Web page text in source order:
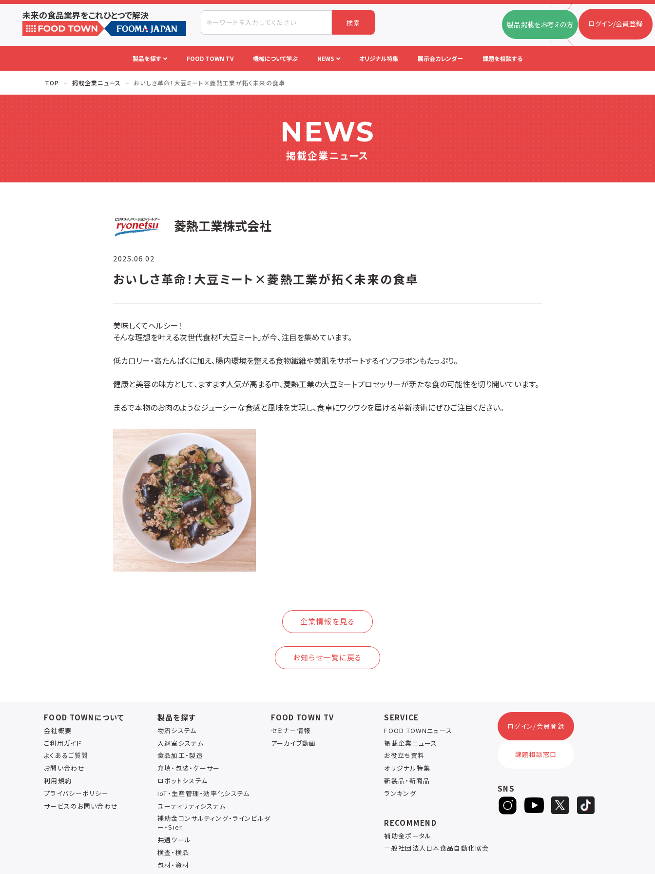
未来の食品業界をこれひとつで解決
検索 製品掲載をお考えの方 ログイン/会員登録
製品を探す FOOD TOWN TV 機械について学ぶ NEWS オリジナル特集 展示会カレンダー 課題を相談する
TOP 掲載企業ニュース おいしさ革命！大豆ミート×菱熱工業が拓く未来の食卓
NEWS
掲載企業ニュース
菱熱工業株式会社
2025.06.02
おいしさ革命！大豆ミート×菱熱工業が拓く未来の食卓
美味しくてヘルシー！
そんな理想を叶える次世代食材「大豆ミート」が今、注目を集めています。
低カロリー・高たんぱくに加え、腸内環境を整える食物繊維や美肌をサポートするイソフラボンもたっぷり。
健康と美容の味方として、ますます人気が高まる中、菱熱工業の大豆ミートプロセッサーが新たな食の可能性を切り開いています。
まるで本物のお肉のようなジューシーな食感と風味を実現し、食卓にワクワクを届ける革新技術にぜひご注目ください。
企業情報を見る
お知らせ一覧に戻る
FOOD TOWNについて
会社概要
ご利用ガイド
よくあるご質問
お問い合わせ
利用規約
プライバシーポリシー
サービスのお問い合わせ
製品を探す
物流システム
入退室システム
食品加工・製造
充填・包装・ケーサー
ロボットシステム
IoT・生産管理・効率化システム
ユーティリティシステム
補助金コンサルティング・ラインビルダ
ー・Sier
共通ツール
検査・検品
包材・資材
FOOD TOWN TV
セミナー情報
アーカイブ動画
SERVICE
FOOD TOWNニュース
掲載企業ニュース
お役立ち資料
オリジナル特集
新製品・新商品
ランキング
RECOMMEND
補助金ポータル
一般社団法人日本食品自動化協会
ログイン/会員登録
課題相談窓口
SNS